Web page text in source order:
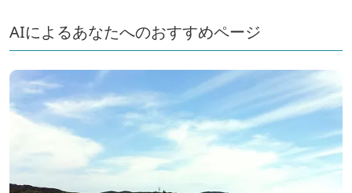
AIによるあなたへのおすすめページ